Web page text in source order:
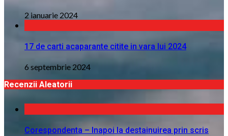
2 ianuarie 2024
17 de carti acaparante citite in vara lui 2024
6 septembrie 2024
Recenzii Aleatorii
Corespondenta – Inapoi la destainuirea prin scris